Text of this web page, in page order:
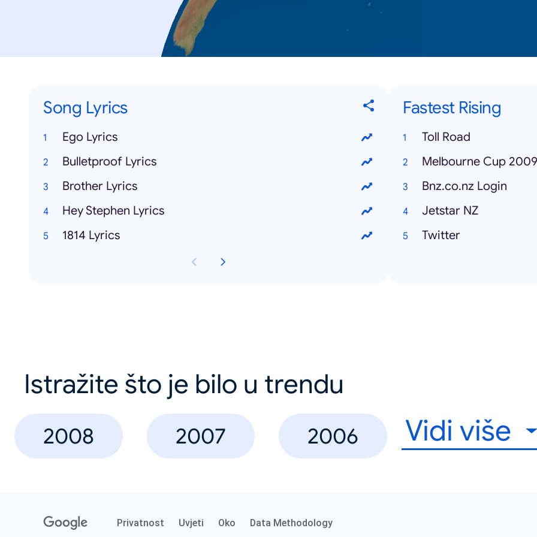
Song Lyrics
Ego Lyrics
Bulletproof Lyrics
Brother Lyrics
Hey Stephen Lyrics
1814 Lyrics
Fastest Rising
Toll Road
Melbourne Cup 2009
Bnz.co.nz Login
Jetstar NZ
Twitter
Istražite što je bilo u trendu
2008 2007 2006 Vidi više
Privatnost Uvjeti Oko Data Methodology